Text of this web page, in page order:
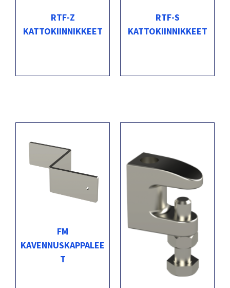
RTF-Z
KATTOKIINNIKKEET
RTF-S
KATTOKIINNIKKEET
FM
KAVENNUSKAPPALEE
T